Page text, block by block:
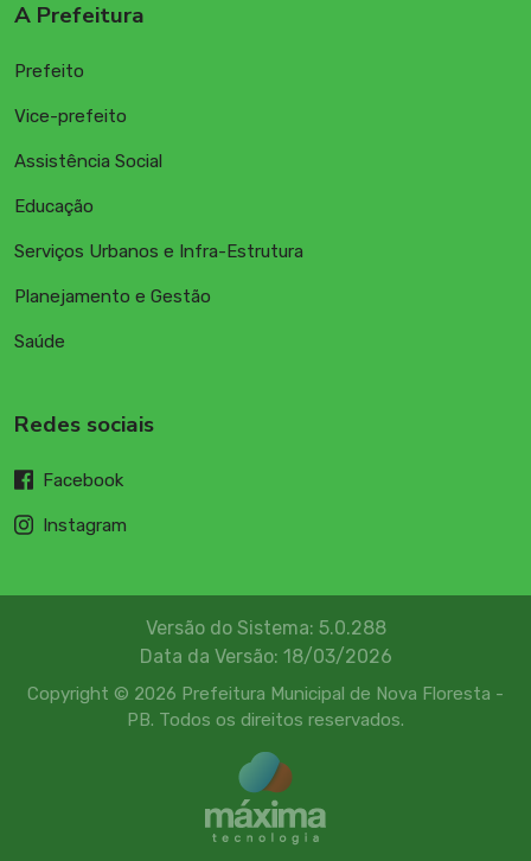
A Prefeitura
Prefeito
Vice-prefeito
Assistência Social
Educação
Serviços Urbanos e Infra-Estrutura
Planejamento e Gestão
Saúde
Redes sociais
Facebook
Instagram
Versão do Sistema: 5.0.288
Data da Versão: 18/03/2026
Copyright © 2026 Prefeitura Municipal de Nova Floresta -
PB. Todos os direitos reservados.